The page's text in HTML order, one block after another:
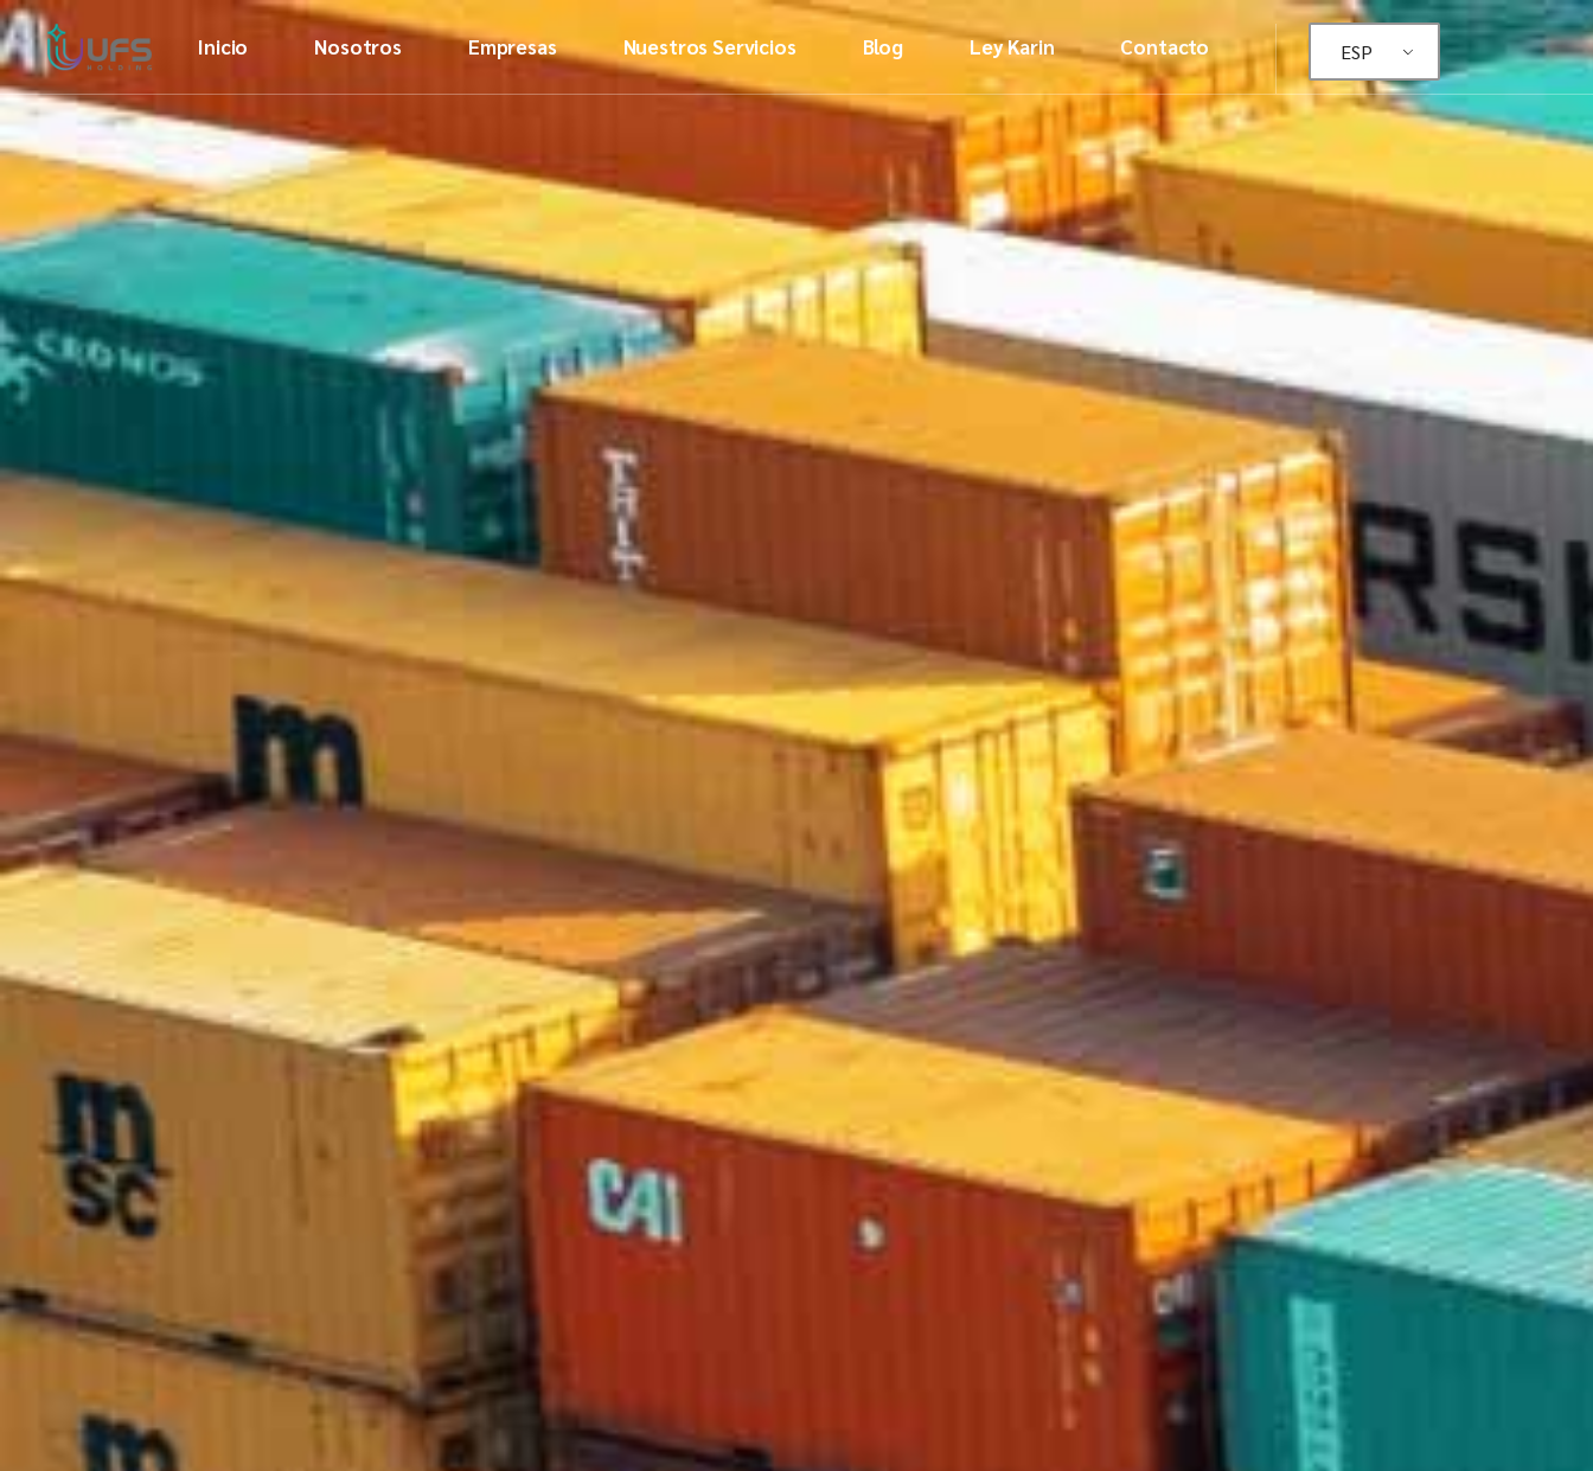
Inicio Nosotros
Quienes somos
Conoce a la
tripulación
Descargar nuestra
presentación
corporativo
Empresas Nuestros Servicios Blog Ley Karin
Video informativo
Decálogo de
buenos tratos
Protocolo y
Formulario de
denuncia
Contacto ESP